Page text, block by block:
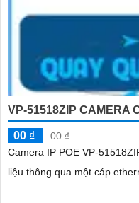
VP-51518ZIP CAMERA
00 ₫
00 ₫
Camera IP POE VP-
liệu thông qua một cáp